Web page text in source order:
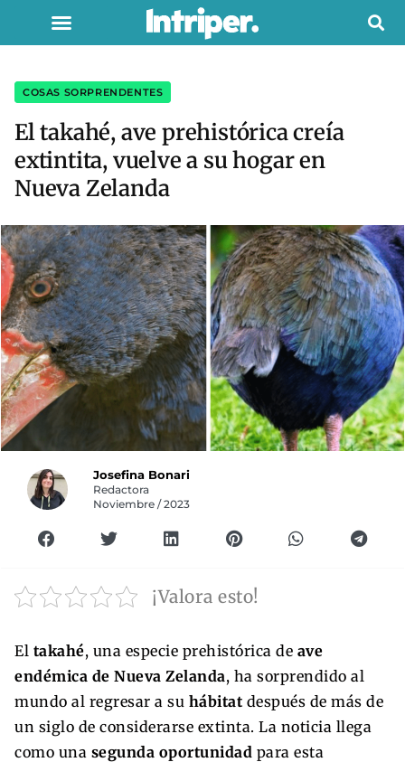
COSAS SORPRENDENTES
El takahé, ave prehistórica creía
extintita, vuelve a su hogar en
Nueva Zelanda
Josefina Bonari
Redactora
Noviembre / 2023
¡Valora esto!
El takahé, una especie prehistórica de ave
endémica de Nueva Zelanda, ha sorprendido al
mundo al regresar a su hábitat después de más de
un siglo de considerarse extinta. La noticia llega
como una segunda oportunidad para esta